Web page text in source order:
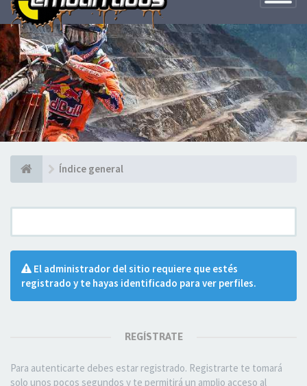
Índice general
El administrador del sitio requiere que estés
registrado y te hayas identificado para ver perfiles.
REGÍSTRATE
Para autenticarte debes estar registrado. Registrarte te tomará
solo unos pocos segundos y te permitirá un amplio acceso al